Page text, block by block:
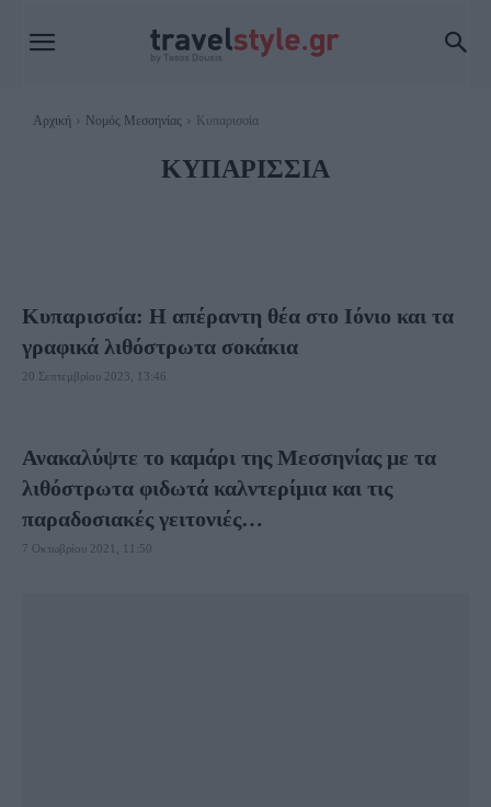
Αρχική Νομός Μεσσηνίας Κυπαρισσία
ΚΥΠΑΡΙΣΣΊΑ
Κυπαρισσία: Η απέραντη θέα στο Ιόνιο και τα
γραφικά λιθόστρωτα σοκάκια
20 Σεπτεμβρίου 2023, 13:46
Ανακαλύψτε το καμάρι της Μεσσηνίας με τα
λιθόστρωτα φιδωτά καλντερίμια και τις
παραδοσιακές γειτονιές…
7 Οκτωβρίου 2021, 11:50